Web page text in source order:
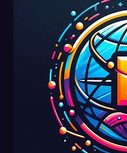
perso
nalita
te